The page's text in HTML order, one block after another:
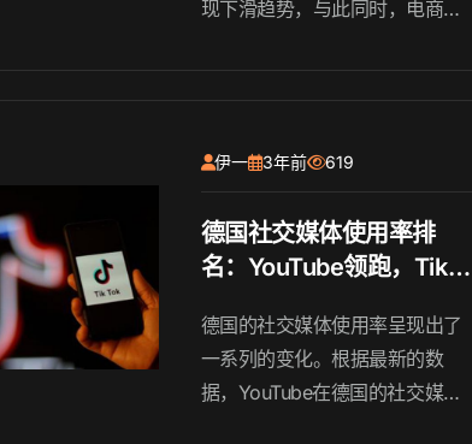
现下滑趋势，与此同时，电商巨
ikTok的挑战、亚马逊的崛起以及
因与影响。
伊一 3年前 619
德国社交媒体使用率排
名：YouTube领跑，TikTo
德国的社交媒体使用率呈现出了
一系列的变化。根据最新的数
据，YouTube在德国的社交媒体